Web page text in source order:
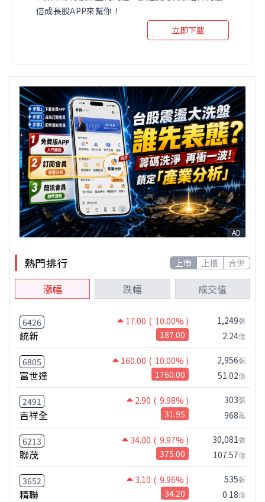
倍成長股APP來幫你！
立即下載
AD
熱門排行 上市 上櫃 合併
漲幅 跌幅 成交值
6426 17.00 ( 10.00% )
統新 187.00
1,249張
2.24億
6805 160.00 ( 10.00% )
富世達 1760.00
2,956張
51.02億
2491 2.90 ( 9.98% )
吉祥全 31.95
303張
968萬
6213 34.00 ( 9.97% )
聯茂 375.00
30,081張
107.57億
3652 3.10 ( 9.96% )
精聯 34.20
535張
0.18億